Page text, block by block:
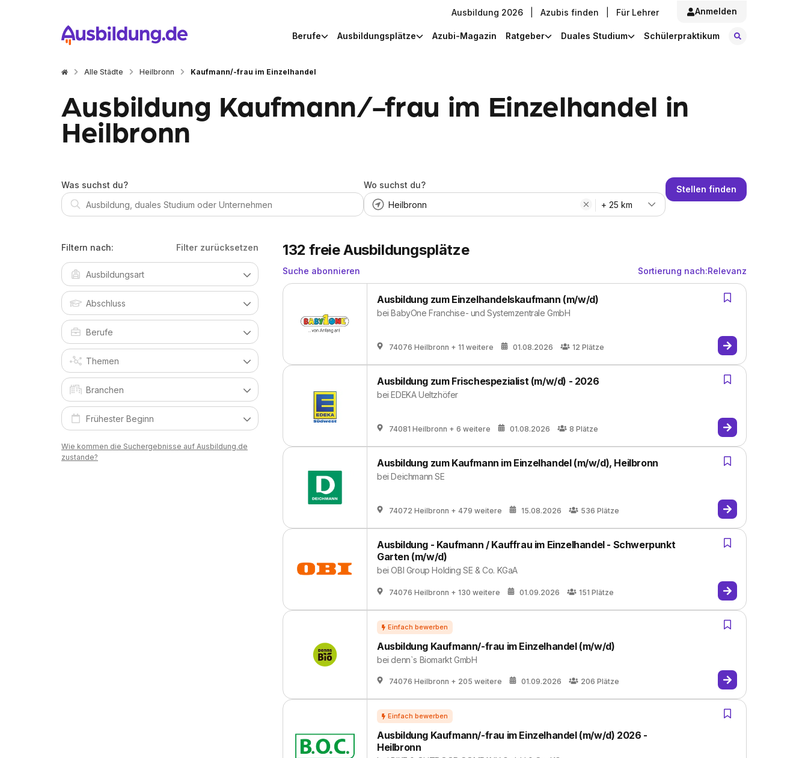
Ausbildung 2026 Azubis finden Für Lehrer Anmelden
Berufe Ausbildungsplätze Azubi-Magazin Ratgeber Duales Studium Schülerpraktikum
Alle Städte Heilbronn Kaufmann/-frau im Einzelhandel
Ausbildung Kaufmann/-frau im Einzelhandel in
Heilbronn
Was suchst du?
Wo suchst du?
+ 25 km
Stellen finden
Filtern nach: Filter zurücksetzen
Wie kommen die Suchergebnisse auf Ausbildung.de
zustande?
132 freie Ausbildungsplätze
Suche abonnieren Sortierung nach:Relevanz
Ausbildung zum Einzelhandelskaufmann (m/w/d)
beiBabyOne Franchise- und Systemzentrale GmbH
74076 Heilbronn + 11 weitere 01.08.2026 12 Plätze
Ausbildung zum Frischespezialist (m/w/d) - 2026
beiEDEKA Ueltzhöfer
74081 Heilbronn + 6 weitere 01.08.2026 8 Plätze
Ausbildung zum Kaufmann im Einzelhandel (m/w/d), Heilbronn
beiDeichmann SE
74072 Heilbronn + 479 weitere 15.08.2026 536 Plätze
Ausbildung - Kaufmann / Kauffrau im Einzelhandel - Schwerpunkt
Garten (m/w/d)
beiOBI Group Holding SE & Co. KGaA
74076 Heilbronn + 130 weitere 01.09.2026 151 Plätze
Ausbildung Kaufmann/-frau im Einzelhandel (m/w/d)
beidenn`s Biomarkt GmbH
74076 Heilbronn + 205 weitere 01.09.2026 206 Plätze
Ausbildung Kaufmann/-frau im Einzelhandel (m/w/d) 2026 -
Heilbronn